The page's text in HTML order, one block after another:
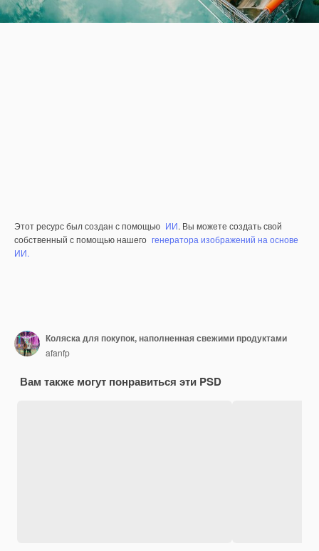
Этот ресурс был создан с помощью ИИ. Вы можете создать свой
собственный с помощью нашего генератора изображений на основе
ИИ.
Коляска для покупок, наполненная свежими продуктами
afanfp
Вам также могут понравиться эти PSD